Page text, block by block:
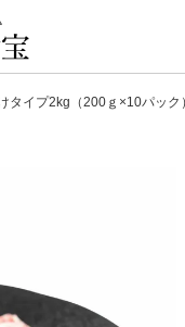
タイプ2kg（200ｇ×10パック